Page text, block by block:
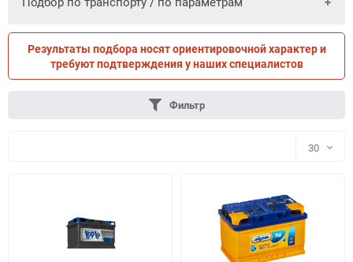
ПО ТРАНСПОРТУ ПО ПАРАМЕТРАМ
Результаты подбора носят ориентировочной характер и
требуют подтверждения у наших специалистов
Фильтр
30
60
90